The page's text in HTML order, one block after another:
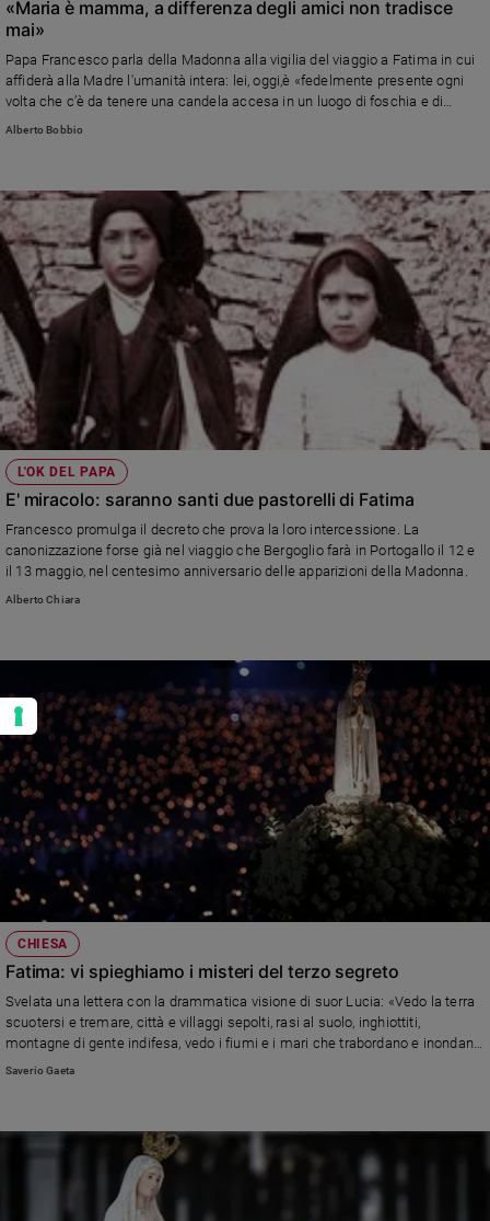
«Maria è mamma, a differenza degli amici non tradisce
mai»
Papa Francesco parla della Madonna alla vigilia del viaggio a Fatima in cui
affiderà alla Madre l'umanità intera: lei, oggi,è «fedelmente presente ogni
volta che c’è da tenere una candela accesa in un luogo di foschia e di
nebbia».
Alberto Bobbio
L'OK DEL PAPA
E' miracolo: saranno santi due pastorelli di Fatima
Francesco promulga il decreto che prova la loro intercessione. La
canonizzazione forse già nel viaggio che Bergoglio farà in Portogallo il 12 e
il 13 maggio, nel centesimo anniversario delle apparizioni della Madonna.
Alberto Chiara
CHIESA
Fatima: vi spieghiamo i misteri del terzo segreto
Svelata una lettera con la drammatica visione di suor Lucia: «Vedo la terra
scuotersi e tremare, città e villaggi sepolti, rasi al suolo, inghiottiti,
montagne di gente indifesa, vedo i fiumi e i mari che trabordano e inondano
e le anime che dormono il sonno della morte»
Saverio Gaeta